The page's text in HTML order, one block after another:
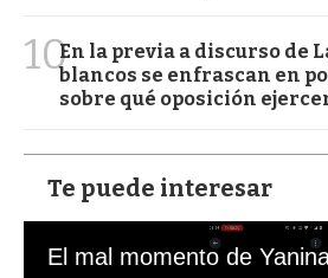
10En la previa a discurso de
blancos se enfrascan en
sobre qué oposición
Te puede interesar